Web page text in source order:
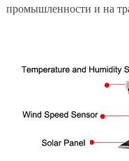
промышленности и на